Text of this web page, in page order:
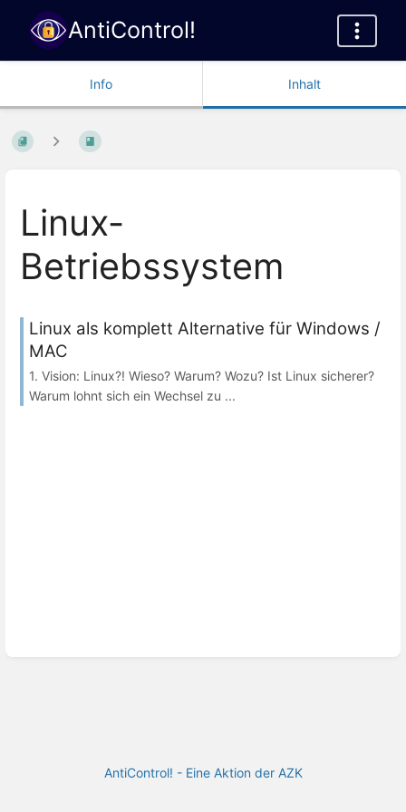
AntiControl!
Info Inhalt
Linux-
Betriebssystem
Linux als komplett Alternative für Windows /
MAC
1. Vision: Linux?! Wieso? Warum? Wozu? Ist Linux sicherer?
Warum lohnt sich ein Wechsel zu ...
AntiControl! - Eine Aktion der AZK